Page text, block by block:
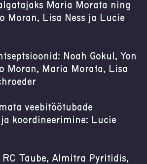
Maria Morata ning
Moran, Lisa Ness ja Lucie
Noah Gokul, Yon
Moran, Maria Morata, Lisa
veebitöötubade
koordineerimine: Lucie
Taube, Almitra Pyritidis,